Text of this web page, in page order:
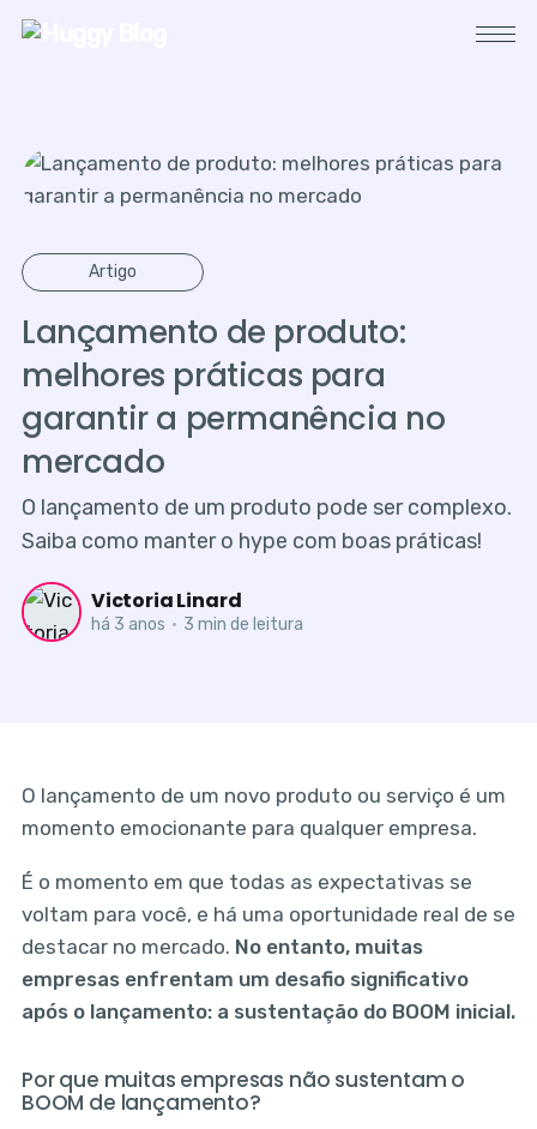
Artigo
Lançamento de produto:
melhores práticas para
garantir a permanência no
mercado
O lançamento de um produto pode ser complexo.
Saiba como manter o hype com boas práticas!
Victoria Linard
há 3 anos • 3 min de leitura
O lançamento de um novo produto ou serviço é um
momento emocionante para qualquer empresa.
É o momento em que todas as expectativas se
voltam para você, e há uma oportunidade real de se
destacar no mercado. No entanto, muitas
empresas enfrentam um desafio significativo
após o lançamento: a sustentação do BOOM inicial.
Por que muitas empresas não sustentam o
BOOM de lançamento?